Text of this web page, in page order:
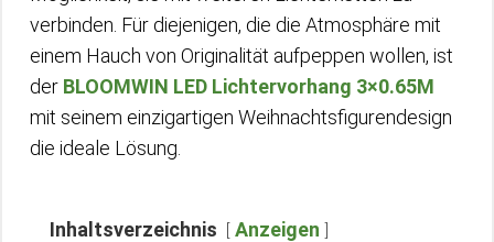
verbinden. Für diejenigen, die die Atmosphäre mit
einem Hauch von Originalität aufpeppen wollen, ist
der BLOOMWIN LED Lichtervorhang 3×0.65M
mit seinem einzigartigen Weihnachtsfigurendesign
die ideale Lösung.
Inhaltsverzeichnis Anzeigen